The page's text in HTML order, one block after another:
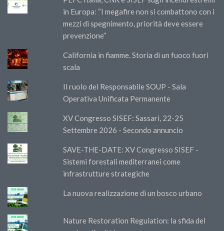
in Europa: “I megafire non si combattono con i
mezzi di spegnimento, priorità deve essere
prevenzione”
California in fiamme. Storia di un fuoco fuori
scala
Il ruolo del Responsabile SOUP - Sala
Operativa Unificata Permanente
XV Congresso SISEF: Sassari, 22-25
Settembre 2026 - Secondo annuncio
SAVE-THE-DATE: XV Congresso SISEF -
Sistemi forestali mediterranei come
infrastrutture strategiche
La nuova realizzazione di un bosco urbano
Nature Restoration Regulation: la sfida del